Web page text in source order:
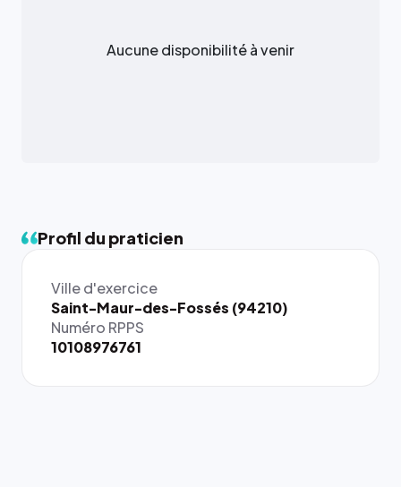
Aucune disponibilité à venir
Profil du praticien
Ville d'exercice
Saint-Maur-des-Fossés (94210)
Numéro RPPS
10108976761
{# 40×40
: la taille
rendue par
`.profile-